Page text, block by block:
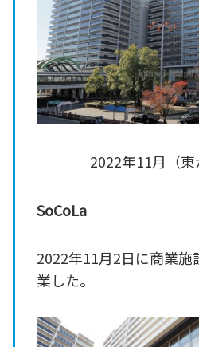
2022年11月（東
SoCoLa
2022年11月2日に商業施
業した。